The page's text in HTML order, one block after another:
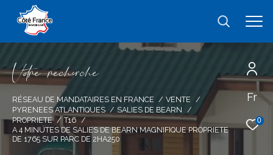
Fr
0
Vore recece
RÉSEAU DE MANDATAIRES EN FRANCE
VENTE
PYRENEES ATLANTIQUES
SALIES DE BEARN
PROPRIETE
T16
A 4 MINUTES DE SALIES DE BEARN MAGNIFIQUE PROPRIETE
DE 1765 SUR PARC DE 2HA250
Effectuer une recherche
et trouver le bien qui correspond à vos
critères